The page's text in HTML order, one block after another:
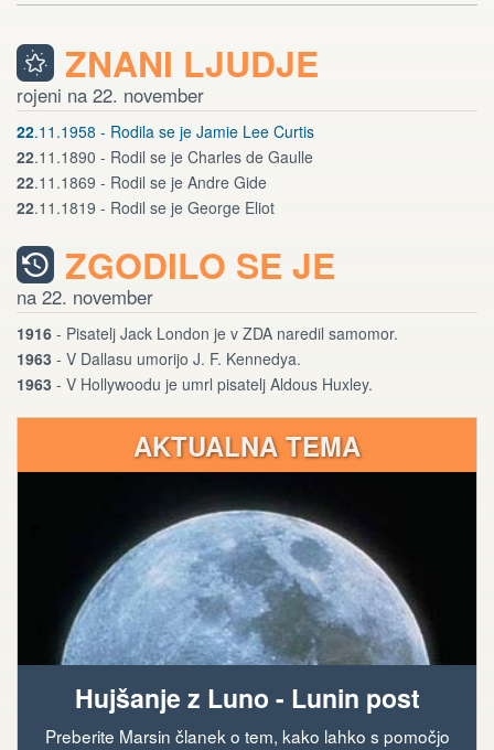
ZNANI LJUDJE
rojeni na 22. november
22.11.1958 - Rodila se je Jamie Lee Curtis
22.11.1890 - Rodil se je Charles de Gaulle
22.11.1869 - Rodil se je Andre Gide
22.11.1819 - Rodil se je George Eliot
ZGODILO SE JE
na 22. november
1916 - Pisatelj Jack London je v ZDA naredil samomor.
1963 - V Dallasu umorijo J. F. Kennedya.
1963 - V Hollywoodu je umrl pisatelj Aldous Huxley.
AKTUALNA TEMA
Hujšanje z Luno - Lunin post
Preberite Marsin članek o tem, kako lahko s pomočjo